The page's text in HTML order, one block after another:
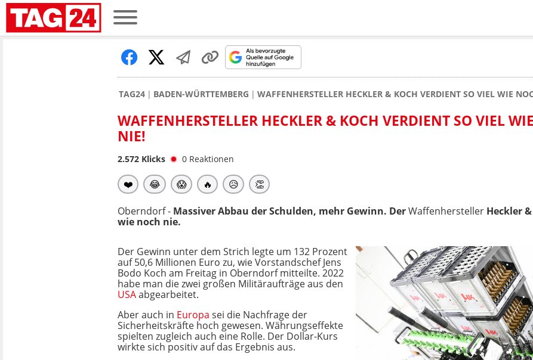
TAG24 BADEN-WÜRTTEMBERG WAFFENHERSTELLER HECKLER & KOCH VERDIENT SO VIEL WIE
WAFFENHERSTELLER HECKLER & KOCH VERDIENT SO VIEL
NIE!
2.572 Klicks 0 Reaktionen
❤️ 😂 😱 🔥 😥 👏
Oberndorf - Massiver Abbau der Schulden, mehr Gewinn. DerWaffenhersteller Heckler
wie noch nie.
Der Gewinn unter dem Strich legte um 132 Prozent
auf 50,6 Millionen Euro zu, wie Vorstandschef Jens
Bodo Koch am Freitag in Oberndorf mitteilte. 2022
habe man die zwei großen Militäraufträge aus den
USAabgearbeitet.
Aber auch in Europa sei die Nachfrage der
Sicherheitskräfte hoch gewesen. Währungseffekte
spielten zugleich auch eine Rolle. Der Dollar-Kurs
wirkte sich positiv auf das Ergebnis aus.